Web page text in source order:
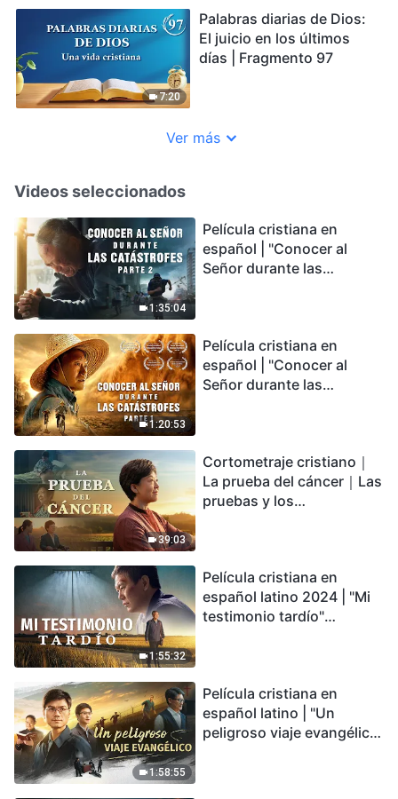
7:20
Palabras diarias de Dios:
El juicio en los últimos
días | Fragmento 97
Ver más
Videos seleccionados
1:35:04
Película cristiana en
español | "Conocer al
Señor durante las
podemos sobrevivir?
1:20:53
Película cristiana en
español | "Conocer al
Señor durante las
encontrarás refugio?
39:03
Cortometraje cristiano｜
La prueba del cáncer｜Las
pruebas y los
1:55:32
Película cristiana en
español latino 2024 | "Mi
testimonio tardío"
conmovedor
1:58:55
Película cristiana en
español latino | "Un
peligroso viaje evangélico"